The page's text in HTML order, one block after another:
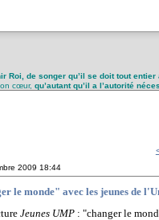
Roi, de songer qu’il se doit tout
cœur, qu’autant qu’il a l’autorité
2009 18:44
le monde" avec les jeunes de
Jeunes UMP : "changer le